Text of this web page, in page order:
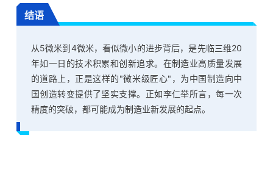
结语
从5微米到4微米，看似微小的进步背后，是先临三维20
年如一日的技术积累和创新追求。在制造业高质量发展
的道路上，正是这样的"微米级匠心"，为中国制造向中
国创造转变提供了坚实支撑。正如李仁举所言，每一次
精度的突破，都可能成为制造业新发展的起点。